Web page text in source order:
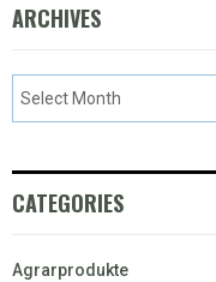
ARCHIVES
CATEGORIES
Agrarprodukte